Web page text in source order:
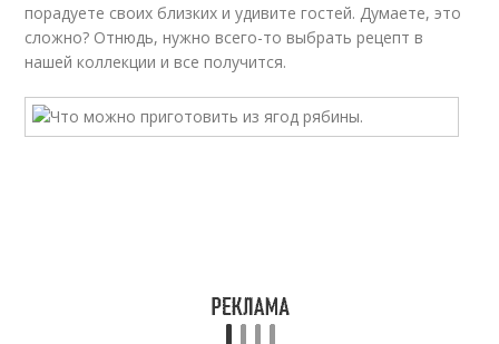
порадуете своих близких и удивите гостей. Думаете, это
сложно? Отнюдь, нужно всего-то выбрать рецепт в
нашей коллекции и все получится.